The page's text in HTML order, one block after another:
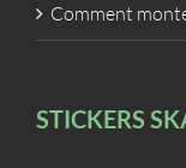
Comment
STICKERS